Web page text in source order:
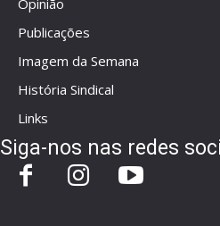
Opinião
Publicações
Imagem da Semana
História Sindical
Links
Siga-nos nas redes